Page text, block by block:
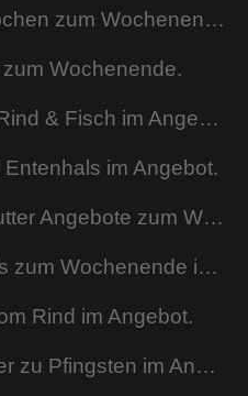
Futterschnäppchen zum Wochenende.
Wochenende.
Für BARFer - Rind & Fisch im Angebot.
im Angebot.
Unsere Frostfutter Angebote zum Wochenende.
BARF Specials zum Wochenende im Angebot.
Rind im Angebot.
BARF Klassiker zu Pfingsten im Angebot.